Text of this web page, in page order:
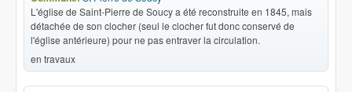
L'église de Saint-Pierre de Soucy a été reconstruite en 1845, mais
détachée de son clocher (seul le clocher fut donc conservé de
l'église antérieure) pour ne pas entraver la circulation.
en travaux